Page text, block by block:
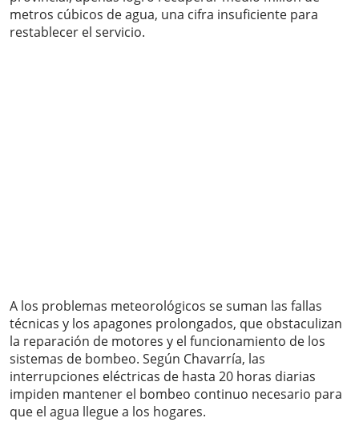
metros cúbicos de agua, una cifra insuficiente para
restablecer el servicio.
A los problemas meteorológicos se suman las fallas
técnicas y los apagones prolongados, que obstaculizan
la reparación de motores y el funcionamiento de los
sistemas de bombeo. Según Chavarría, las
interrupciones eléctricas de hasta 20 horas diarias
impiden mantener el bombeo continuo necesario para
que el agua llegue a los hogares.